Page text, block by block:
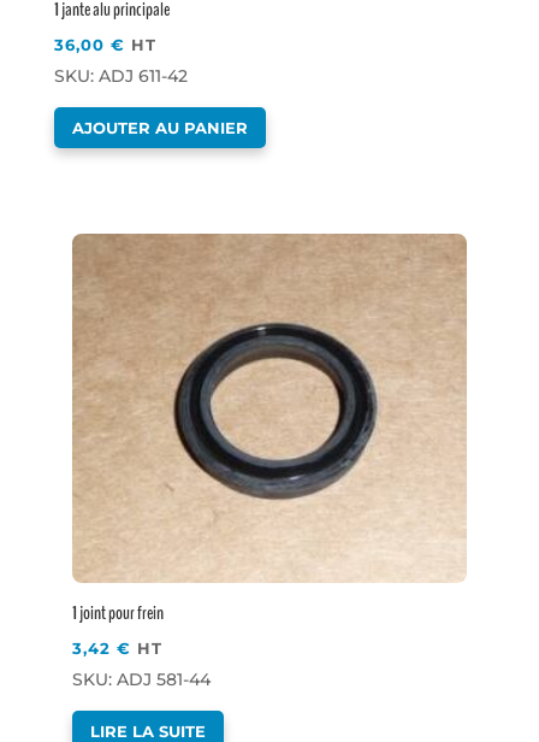
1 jante alu principale
36,00€ HT
SKU: ADJ 611-42
AJOUTER AU PANIER
1 joint pour frein
3,42 € HT
SKU: ADJ 581-44
LIRE LA SUITE